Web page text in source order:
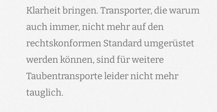
Klarheit bringen. Transporter, die warum
auch immer, nicht mehr auf den
rechtskonformen Standard umgerüstet
werden können, sind für weitere
Taubentransporte leider nicht mehr
tauglich.